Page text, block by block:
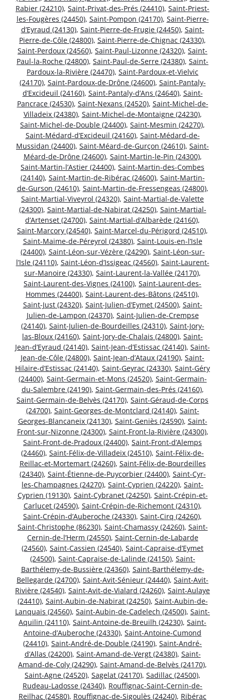
Rabier (24210), Saint-Privat-des-Prés (24410), Saint-Priest-
les-Fougères (24450), Saint-Pompon (24170), Saint-Pierre-
d’Eyraud (24130), Saint-Pierre-de-Frugie (24450), Saint-
Pierre-de-Côle (24800), Saint-Pierre-de-Chignac (24330),
Saint-Perdoux (24560), Saint-Paul-Lizonne (24320), Saint-
Paul-la-Roche (24800), Saint-Paul-de-Serre (24380), Saint-
Pardoux-la-Rivière (24470), Saint-Pardoux-et-Vielvic
(24170), Saint-Pardoux-de-Drône (24600), Saint-Pantaly-
d’Excideuil (24160), Saint-Pantaly-d’Ans (24640), Saint-
Pancrace (24530), Saint-Nexans (24520), Saint-Michel-de-
Villadeix (24380), Saint-Michel-de-Montaigne (24230),
Saint-Michel-de-Double (24400), Saint-Mesmin (24270),
Saint-Médard-d’Excideuil (24160), Saint-Médard-de-
Mussidan (24400), Saint-Méard-de-Gurçon (24610), Saint-
Méard-de-Drône (24600), Saint-Martin-le-Pin (24300),
Saint-Martin-l’Astier (24400), Saint-Martin-des-Combes
(24140), Saint-Martin-de-Ribérac (24600), Saint-Martin-
de-Gurson (24610), Saint-Martin-de-Fressengeas (24800),
Saint-Martial-Viveyrol (24320), Saint-Martial-de-Valette
(24300), Saint-Martial-de-Nabirat (24250), Saint-Martial-
d’Artenset (24700), Saint-Martial-d’Albarède (24160),
Saint-Marcory (24540), Saint-Marcel-du-Périgord (24510),
Saint-Maime-de-Péreyrol (24380), Saint-Louis-en-l’Isle
(24400), Saint-Léon-sur-Vézère (24290), Saint-Léon-sur-
l’Isle (24110), Saint-Léon-d’Issigeac (24560), Saint-Laurent-
sur-Manoire (24330), Saint-Laurent-la-Vallée (24170),
Saint-Laurent-des-Vignes (24100), Saint-Laurent-des-
Hommes (24400), Saint-Laurent-des-Bâtons (24510),
Saint-Just (24320), Saint-Julien-d’Eymet (24500), Saint-
Julien-de-Lampon (24370), Saint-Julien-de-Crempse
(24140), Saint-Julien-de-Bourdeilles (24310), Saint-Jory-
las-Bloux (24160), Saint-Jory-de-Chalais (24800), Saint-
Jean-d’Eyraud (24140), Saint-Jean-d’Estissac (24140), Saint-
Jean-de-Côle (24800), Saint-Jean-d’Ataux (24190), Saint-
Hilaire-d’Estissac (24140), Saint-Geyrac (24330), Saint-Géry
(24400), Saint-Germain-et-Mons (24520), Saint-Germain-
du-Salembre (24190), Saint-Germain-des-Prés (24160),
Saint-Germain-de-Belvès (24170), Saint-Géraud-de-Corps
(24700), Saint-Georges-de-Montclard (24140), Saint-
Georges-Blancaneix (24130), Saint-Geniès (24590), Saint-
Front-sur-Nizonne (24300), Saint-Front-la-Rivière (24300),
Saint-Front-de-Pradoux (24400), Saint-Front-d’Alemps
(24460), Saint-Félix-de-Villadeix (24510), Saint-Félix-de-
Reillac-et-Mortemart (24260), Saint-Félix-de-Bourdeilles
(24340), Saint-Étienne-de-Puycorbier (24400), Saint-Cyr-
les-Champagnes (24270), Saint-Cyprien (24220), Saint-
Cyprien (19130), Saint-Cybranet (24250), Saint-Crépin-et-
Carlucet (24590), Saint-Crépin-de-Richemont (24310),
Saint-Crépin-d’Auberoche (24330), Saint-Cirq (24260),
Saint-Christophe (86230), Saint-Chamassy (24260), Saint-
Cernin-de-l’Herm (24550), Saint-Cernin-de-Labarde
(24560), Saint-Cassien (24540), Saint-Capraise-d’Eymet
(24500), Saint-Capraise-de-Lalinde (24150), Saint-
Barthélemy-de-Bussière (24360), Saint-Barthélemy-de-
Bellegarde (24700), Saint-Avit-Sénieur (24440), Saint-Avit-
Rivière (24540), Saint-Avit-de-Vialard (24260), Saint-Aulaye
(24410), Saint-Aubin-de-Nabirat (24250), Saint-Aubin-de-
Lanquais (24560), Saint-Aubin-de-Cadelech (24500), Saint-
Aquilin (24110), Saint-Antoine-de-Breuilh (24230), Saint-
Antoine-d’Auberoche (24330), Saint-Antoine-Cumond
(24410), Saint-André-de-Double (24190), Saint-André-
d’Allas (24200), Saint-Amand-de-Vergt (24380), Saint-
Amand-de-Coly (24290), Saint-Amand-de-Belvès (24170),
Saint-Agne (24520), Sagelat (24170), Sadillac (24500),
Rudeau-Ladosse (24340), Rouffignac-Saint-Cernin-de-
Reilhac (24580), Rouffignac-de-Sigoulès (24240), Ribérac